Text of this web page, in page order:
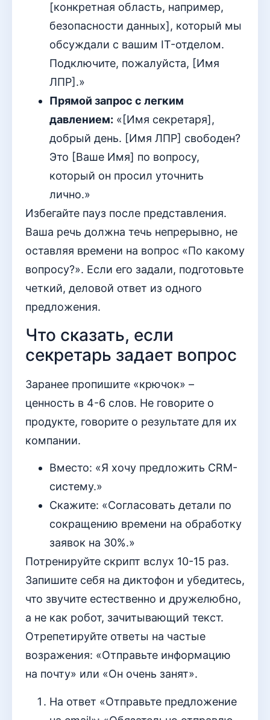
[конкретная область, например,
безопасности данных], который мы
обсуждали с вашим IT-отделом.
Подключите, пожалуйста, [Имя
ЛПР].»
Прямой запрос с легким
давлением: «[Имя секретаря],
добрый день. [Имя ЛПР] свободен?
Это [Ваше Имя] по вопросу,
который он просил уточнить
лично.»
Избегайте пауз после представления.
Ваша речь должна течь непрерывно, не
оставляя времени на вопрос «По какому
вопросу?». Если его задали, подготовьте
четкий, деловой ответ из одного
предложения.
Что сказать, если
секретарь задает вопрос
Заранее пропишите «крючок» –
ценность в 4-6 слов. Не говорите о
продукте, говорите о результате для их
компании.
Вместо: «Я хочу предложить CRM-
систему.»
Скажите: «Согласовать детали по
сокращению времени на обработку
заявок на 30%.»
Потренируйте скрипт вслух 10-15 раз.
Запишите себя на диктофон и убедитесь,
что звучите естественно и дружелюбно,
а не как робот, зачитывающий текст.
Отрепетируйте ответы на частые
возражения: «Отправьте информацию
на почту» или «Он очень занят».
На ответ «Отправьте предложение